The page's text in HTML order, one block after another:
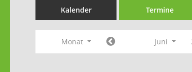
Kalender Termine
Monat Juni